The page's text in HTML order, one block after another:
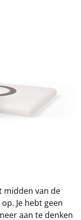
midden van de
Je hebt geen
aan te denken